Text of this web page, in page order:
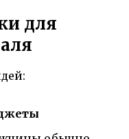
для